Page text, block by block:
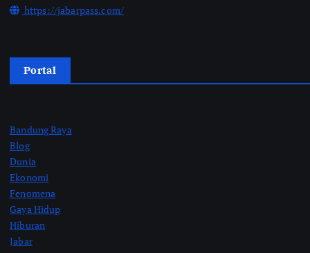
https://jabarpass.com/
Portal
Bandung Raya
Blog
Dunia
Ekonomi
Fenomena
Gaya Hidup
Hiburan
Jabar